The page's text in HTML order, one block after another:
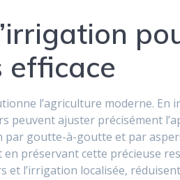
efficace
l’agriculture moderne. En
peuvent ajuster précisément
par goutte-à-goutte et par
préservant cette précieuse
l’irrigation localisée,